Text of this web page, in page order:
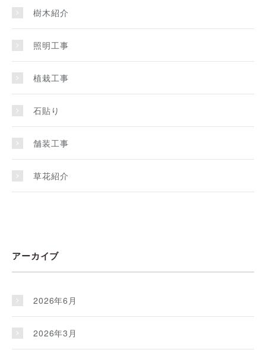
樹木紹介
照明工事
植栽工事
石貼り
舗装工事
草花紹介
アーカイブ
2026年6月
2026年3月